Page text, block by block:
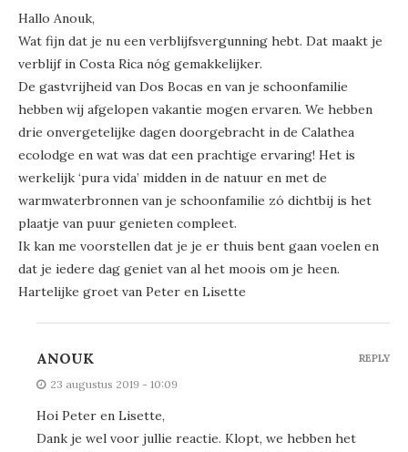
Hallo Anouk,
Wat fijn dat je nu een verblijfsvergunning hebt. Dat maakt je
verblijf in Costa Rica nóg gemakkelijker.
De gastvrijheid van Dos Bocas en van je schoonfamilie
hebben wij afgelopen vakantie mogen ervaren. We hebben
drie onvergetelijke dagen doorgebracht in de Calathea
ecolodge en wat was dat een prachtige ervaring! Het is
werkelijk ‘pura vida’ midden in de natuur en met de
warmwaterbronnen van je schoonfamilie zó dichtbij is het
plaatje van puur genieten compleet.
Ik kan me voorstellen dat je je er thuis bent gaan voelen en
dat je iedere dag geniet van al het moois om je heen.
Hartelijke groet van Peter en Lisette
ANOUK
23 augustus 2019 - 10:09
Hoi Peter en Lisette,
Dank je wel voor jullie reactie. Klopt, we hebben het
REPLY